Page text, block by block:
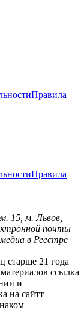
Правила
Правила
15, м. Львов,
почты
в Реестре
старше 21 года
ссылка
и
на сайтт